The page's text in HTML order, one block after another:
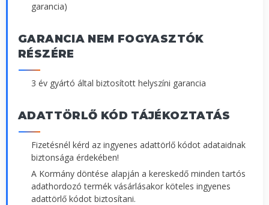
garancia)
GARANCIA NEM FOGYASZTÓK
RÉSZÉRE
3 év gyártó által biztosított helyszíni garancia
ADATTÖRLŐ KÓD TÁJÉKOZTATÁS
Fizetésnél kérd az ingyenes adattörlő kódot adataidnak
biztonsága érdekében!
A Kormány döntése alapján a kereskedő minden tartós
adathordozó termék vásárlásakor köteles ingyenes
adattörlő kódot biztosítani.